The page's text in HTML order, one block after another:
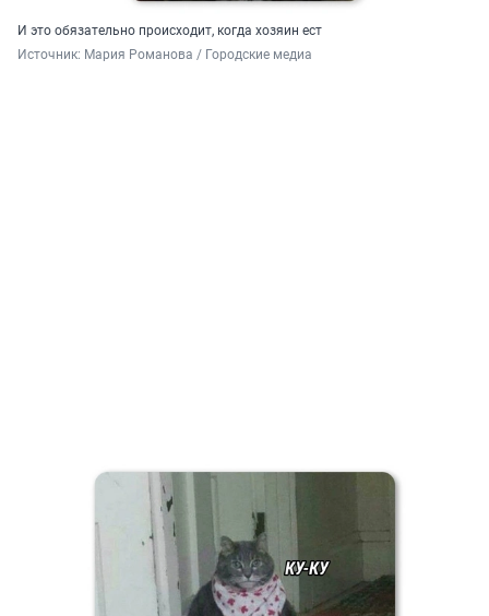
И это обязательно происходит, когда хозяин ест
Источник: Мария Романова / Городские медиа